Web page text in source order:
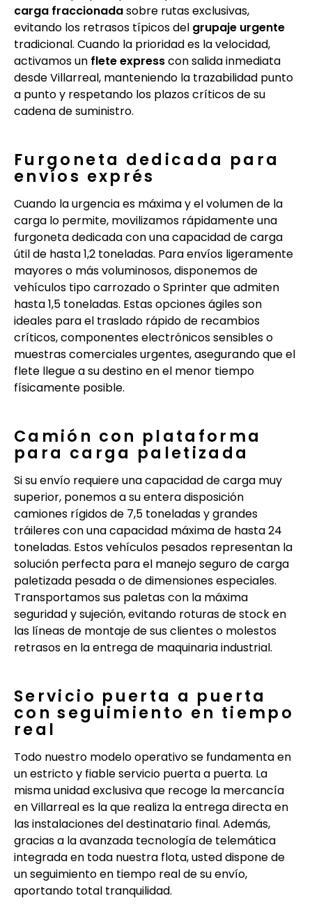
carga fraccionadasobre rutas exclusivas,
evitando los retrasos típicos del grupaje urgente
tradicional. Cuando la prioridad es la velocidad,
activamos un flete expresscon salida inmediata
desde Villarreal, manteniendo la trazabilidad punto
a punto y respetando los plazos críticos de su
cadena de suministro.
Furgoneta dedicada para
envíos exprés
Cuando la urgencia es máxima y el volumen de la
carga lo permite, movilizamos rápidamente una
furgoneta dedicada con una capacidad de carga
útil de hasta 1,2 toneladas. Para envíos ligeramente
mayores o más voluminosos, disponemos de
vehículos tipo carrozado o Sprinter que admiten
hasta 1,5 toneladas. Estas opciones ágiles son
ideales para el traslado rápido de recambios
críticos, componentes electrónicos sensibles o
muestras comerciales urgentes, asegurando que el
flete llegue a su destino en el menor tiempo
físicamente posible.
Camión con plataforma
para carga paletizada
Si su envío requiere una capacidad de carga muy
superior, ponemos a su entera disposición
camiones rígidos de 7,5 toneladas y grandes
tráileres con una capacidad máxima de hasta 24
toneladas. Estos vehículos pesados representan la
solución perfecta para el manejo seguro de carga
paletizada pesada o de dimensiones especiales.
Transportamos sus paletas con la máxima
seguridad y sujeción, evitando roturas de stock en
las líneas de montaje de sus clientes o molestos
retrasos en la entrega de maquinaria industrial.
Servicio puerta a puerta
con seguimiento en tiempo
real
Todo nuestro modelo operativo se fundamenta en
un estricto y fiable servicio puerta a puerta. La
misma unidad exclusiva que recoge la mercancía
en Villarreal es la que realiza la entrega directa en
las instalaciones del destinatario final. Además,
gracias a la avanzada tecnología de telemática
integrada en toda nuestra flota, usted dispone de
un seguimiento en tiempo real de su envío,
aportando total tranquilidad.